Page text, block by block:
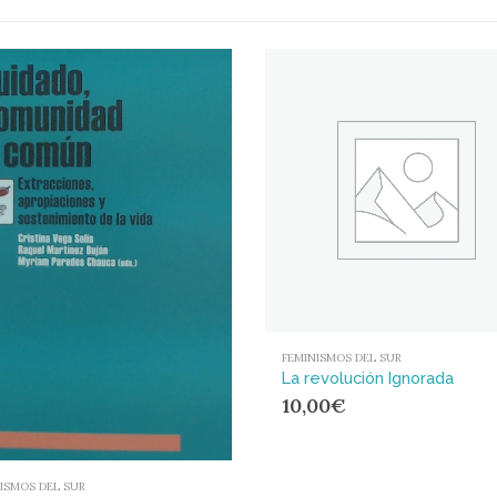
DEL SUR
FEMINISMOS DEL SUR
La revolución Ignorada
10,00€